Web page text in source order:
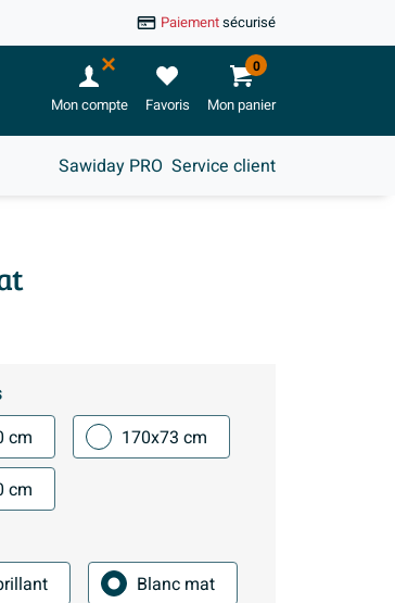
Paiementsécurisé
Mon compte Favoris Mon panier
0
Sawiday PRO Service client
cm
170x73 cm
cm
Blanc mat